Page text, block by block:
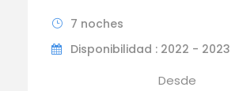
7 noches
Disponibilidad : 2022 - 2023
Desde